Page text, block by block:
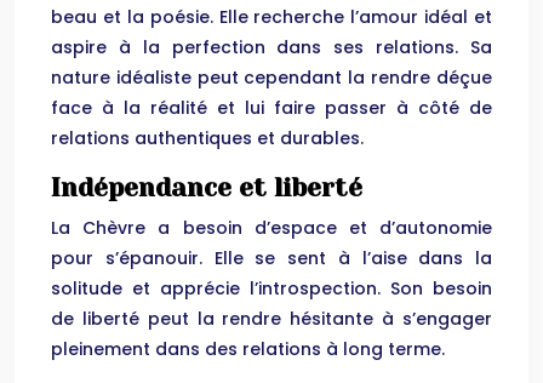
beau et la poésie. Elle recherche l’amour idéal et
aspire à la perfection dans ses relations. Sa
nature idéaliste peut cependant la rendre déçue
face à la réalité et lui faire passer à côté de
relations authentiques et durables.
Indépendance et liberté
La Chèvre a besoin d’espace et d’autonomie
pour s’épanouir. Elle se sent à l’aise dans la
solitude et apprécie l’introspection. Son besoin
de liberté peut la rendre hésitante à s’engager
pleinement dans des relations à long terme.